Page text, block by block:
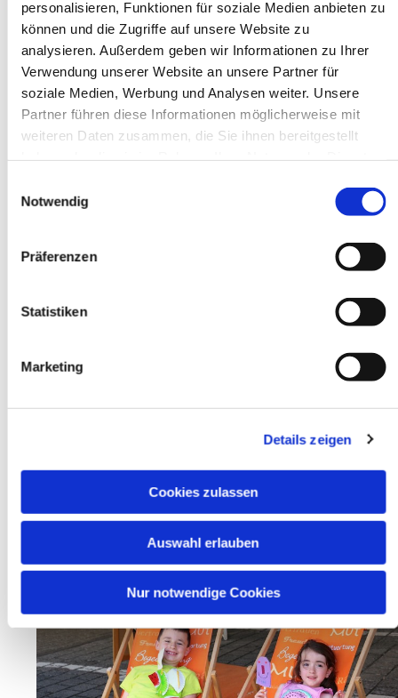
personalisieren, Funktionen für soziale Medien anbieten zu
können und die Zugriffe auf unsere Website zu
analysieren. Außerdem geben wir Informationen zu Ihrer
Verwendung unserer Website an unsere Partner für
soziale Medien, Werbung und Analysen weiter. Unsere
Partner führen diese Informationen möglicherweise mit
weiteren Daten zusammen, die Sie ihnen bereitgestellt
Notwendig
Präferenzen
Statistiken
Marketing
Details zeigen
Cookies zulassen
Auswahl erlauben
Nur notwendige Cookies